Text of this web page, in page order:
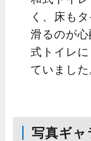
く、床も
滑るのが
式トイレ
ていました
写真ギャ